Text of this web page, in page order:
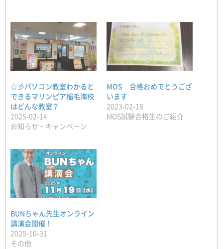
☆彡パソコン教室わかると
できるマリンピア稲毛海校
はどんな教室？
2025-02-14
お知らせ・キャンペーン
MOS 合格おめでとうござ
います
2023-02-18
MOS試験合格生のご紹介
BUNちゃん先生オンライン
講演会開催！
2025-10-31
その他